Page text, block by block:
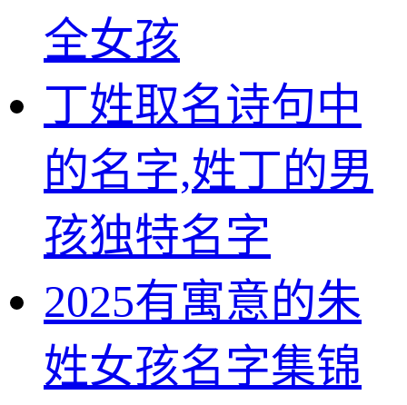
全女孩
丁姓取名诗句中
的名字,姓丁的男
孩独特名字
2025有寓意的朱
姓女孩名字集锦